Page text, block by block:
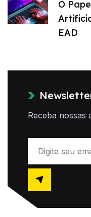
O
EAD
Receba nossas